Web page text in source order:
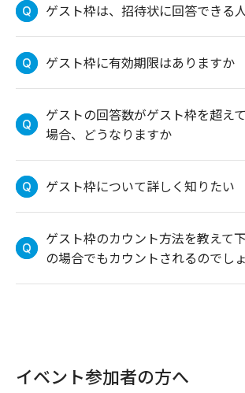
ゲスト枠は、招待状に回答できる
ゲスト枠に有効期限はありますか
ゲストの回答数がゲスト枠を超え
場合、どうなりますか
ゲスト枠について詳しく知りたい
ゲスト枠のカウント方法を教えて
の場合でもカウントされるのでし
イベント参加者の方へ